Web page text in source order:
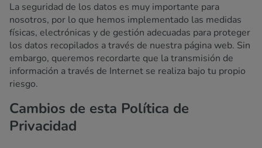
La seguridad de los datos es muy importante para
nosotros, por lo que hemos implementado las medidas
físicas, electrónicas y de gestión adecuadas para proteger
los datos recopilados a través de nuestra página web. Sin
embargo, queremos recordarte que la transmisión de
información a través de Internet se realiza bajo tu propio
riesgo.
Cambios de esta Política de
Privacidad